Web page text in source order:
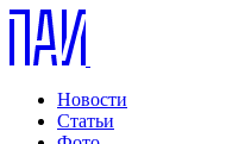
Новости
Статьи